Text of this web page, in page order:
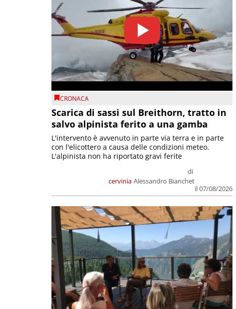
CRONACA
Scarica di sassi sul Breithorn, tratto in
salvo alpinista ferito a una gamba
cervinia
di
Alessandro Bianchet
il 07/08/2026
L'intervento è avvenuto in parte via terra e in parte
con l'elicottero a causa delle condizioni meteo.
L'alpinista non ha riportato gravi ferite